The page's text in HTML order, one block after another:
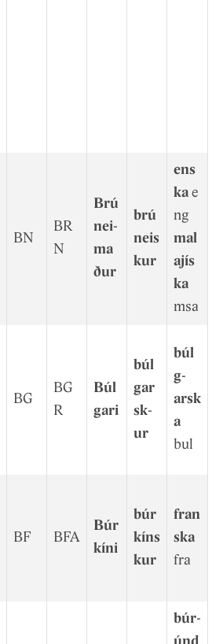
BN
BR
N
Brú
nei­
ma
ður
brú
neis
kur
ens
ka e
ng
mal
ajís
ka
msa
BG
BG
R
Búl
gari
búl
gar
sk­
ur
búl
g­
arsk
a
bul
BF BFA
Búr
kíni
búr
kíns
k­ur
fran
ska
fra
búr­